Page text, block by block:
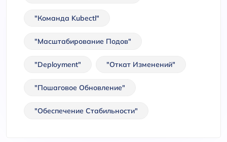
"Команда Kubectl"
"Масштабирование Подов"
"Deployment" "Откат Изменений"
"Пошаговое Обновление"
"Обеспечение Стабильности"